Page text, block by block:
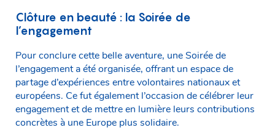
Clôture en beauté : la Soirée de
l’engagement
Pour conclure cette belle aventure, une Soirée de
l’engagement a été organisée, offrant un espace de
partage d’expériences entre volontaires nationaux et
européens. Ce fut également l’occasion de célébrer leur
engagement et de mettre en lumière leurs contributions
concrètes à une Europe plus solidaire.